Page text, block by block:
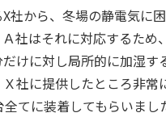
社から、冬場の静電気に
社はそれに対応するため
けに対し局所的に加湿す
社に提供したところ非常
てに装着してもらいまし